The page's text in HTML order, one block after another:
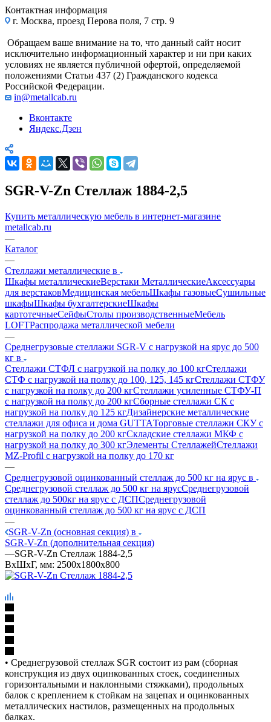
Контактная информация
г. Москва, проезд Перова поля, 7 стр. 9
Обращаем ваше внимание на то, что данный сайт носит
исключительно информационный характер и ни при каких
условиях не является публичной офертой, определяемой
положениями Статьи 437 (2) Гражданского кодекса
Российской Федерации.
in@metallcab.ru
Вконтакте
Яндекс.Дзен
SGR-V-Zn Стеллаж 1884-2,5
Купить металлическую мебель в интернет-магазине
metallcab.ru
—
Каталог
—
Стеллажи металлические в
Шкафы металлическиеВерстаки МеталлическиеАксессуары
для верстаковМедицинская мебельШкафы газовыеСушильные
шкафыШкафы бухгалтерскиеШкафы
картотечныеСейфыСтолы производственныеМебель
LOFTРаспродажа металлической мебели
—
Среднегрузовые стеллажи SGR-V с нагрузкой на ярус до 500
кг в
Стеллажи СТФЛ с нагрузкой на полку до 100 кгСтеллажи
СТФ с нагрузкой на полку до 100, 125, 145 кгСтеллажи СТФУ
с нагрузкой на полку до 200 кгСтеллажи усиленные СТФУ-П
с нагрузкой на полку до 200 кгСборные стеллажи СК с
нагрузкой на полку до 125 кгДизайнерские металлические
стеллажи для офиса и дома GUTTAТорговые стеллажи СКУ с
нагрузкой на полку до 200 кгСкладские стеллажи МКФ с
нагрузкой на полку до 300 кгЭлементы СтеллажейСтеллажи
MZ-Profil с нагрузкой на полку до 170 кг
—
Среднегрузовой оцинкованный стеллаж до 500 кг на ярус в
Среднегрузовой стеллаж до 500 кг на ярусСреднегрузовой
стеллаж до 500кг на ярус с ДСПСреднегрузовой
оцинкованный стеллаж до 500 кг на ярус с ДСП
—
SGR-V-Zn (основная секция) в
SGR-V-Zn (дополнительная секция)
—SGR-V-Zn Стеллаж 1884-2,5
ВхШхГ, мм: 2500x1800x800
• Среднегрузовой стеллаж SGR состоит из рам (сборная
конструкция из двух оцинкованных стоек, соединенных
горизонтальными и наклонными стяжками), продольных
балок с креплением к стойкам на зацепах и оцинкованных
металлических настилов, размещенных на продольных
балках.